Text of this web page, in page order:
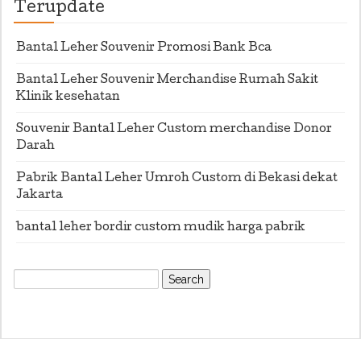
Terupdate
Bantal Leher Souvenir Promosi Bank Bca
Bantal Leher Souvenir Merchandise Rumah Sakit
Klinik kesehatan
Souvenir Bantal Leher Custom merchandise Donor
Darah
Pabrik Bantal Leher Umroh Custom di Bekasi dekat
Jakarta
bantal leher bordir custom mudik harga pabrik
Search
for: